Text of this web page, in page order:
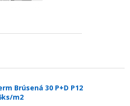
Brúsená 30 P+D P12
m2